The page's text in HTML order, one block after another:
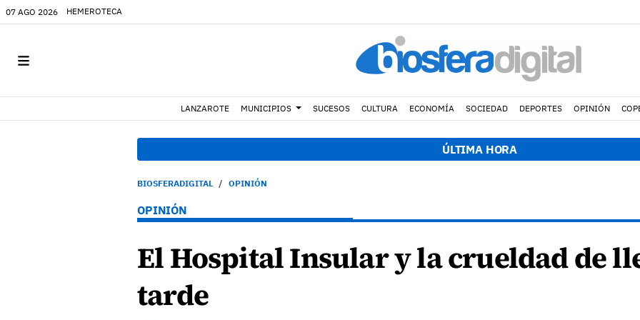
07 AGO 2026 HEMEROTECA
LANZAROTE MUNICIPIOS SUCESOS CULTURA ECONOMÍA SOCIEDAD DEPORTES OPINIÓN
ÚLTIMA HORA
BIOSFERADIGITAL OPINIÓN
OPINIÓN
El Hospital Insular y la crueldad de
tarde